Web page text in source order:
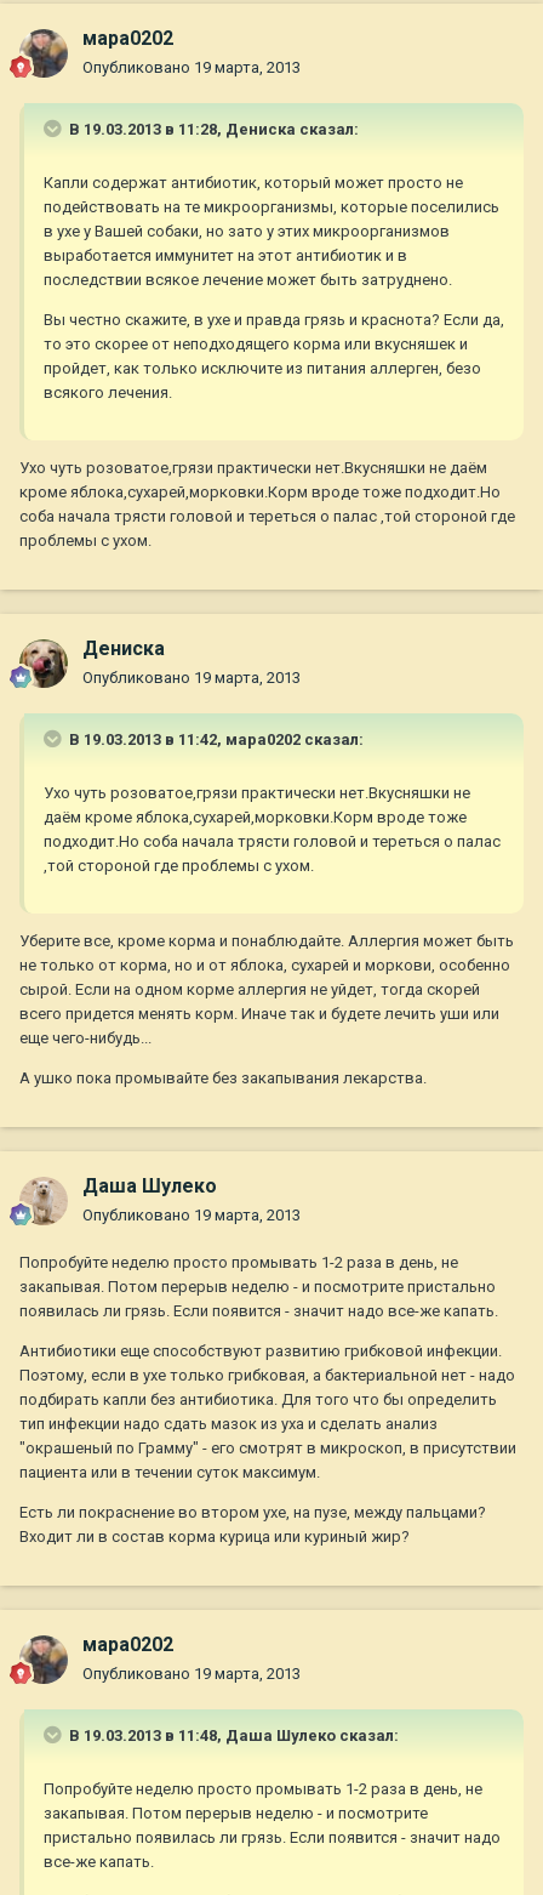
мара0202
Опубликовано 19 марта, 2013
В 19.03.2013 в 11:28, Дениска сказал:
Капли содержат антибиотик, который может просто не
подействовать на те микроорганизмы, которые поселились
в ухе у Вашей собаки, но зато у этих микроорганизмов
выработается иммунитет на этот антибиотик и в
последствии всякое лечение может быть затруднено.
Вы честно скажите, в ухе и правда грязь и краснота? Если да,
то это скорее от неподходящего корма или вкусняшек и
пройдет, как только исключите из питания аллерген, безо
всякого лечения.
Ухо чуть розоватое,грязи практически нет.Вкусняшки не даём
кроме яблока,сухарей,морковки.Корм вроде тоже подходит.Но
соба начала трясти головой и тереться о палас ,той стороной где
проблемы с ухом.
Дениска
Опубликовано 19 марта, 2013
В 19.03.2013 в 11:42, мара0202 сказал:
Ухо чуть розоватое,грязи практически нет.Вкусняшки не
даём кроме яблока,сухарей,морковки.Корм вроде тоже
подходит.Но соба начала трясти головой и тереться о палас
,той стороной где проблемы с ухом.
Уберите все, кроме корма и понаблюдайте. Аллергия может быть
не только от корма, но и от яблока, сухарей и моркови, особенно
сырой. Если на одном корме аллергия не уйдет, тогда скорей
всего придется менять корм. Иначе так и будете лечить уши или
еще чего-нибудь...
А ушко пока промывайте без закапывания лекарства.
Даша Шулеко
Опубликовано 19 марта, 2013
Попробуйте неделю просто промывать 1-2 раза в день, не
закапывая. Потом перерыв неделю - и посмотрите пристально
появилась ли грязь. Если появится - значит надо все-же капать.
Антибиотики еще способствуют развитию грибковой инфекции.
Поэтому, если в ухе только грибковая, а бактериальной нет - надо
подбирать капли без антибиотика. Для того что бы определить
тип инфекции надо сдать мазок из уха и сделать анализ
"окрашеный по Грамму" - его смотрят в микроскоп, в присутствии
пациента или в течении суток максимум.
Есть ли покраснение во втором ухе, на пузе, между пальцами?
Входит ли в состав корма курица или куриный жир?
мара0202
Опубликовано 19 марта, 2013
В 19.03.2013 в 11:48, Даша Шулеко сказал:
Попробуйте неделю просто промывать 1-2 раза в день, не
закапывая. Потом перерыв неделю - и посмотрите
пристально появилась ли грязь. Если появится - значит надо
все-же капать.